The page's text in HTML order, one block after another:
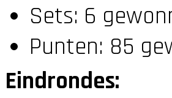
Sets: 6
Punten: 85
Eindrondes: